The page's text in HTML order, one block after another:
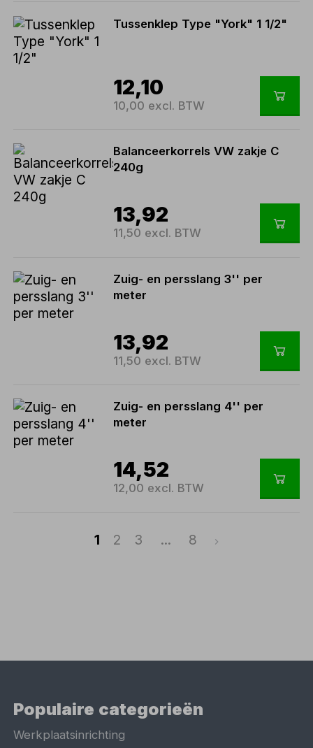
Tussenklep Type "York" 1 1/2"
12,10
10,00 excl. BTW
Balanceerkorrels VW zakje C
240g
13,92
11,50 excl. BTW
Zuig- en persslang 3'' per
meter
13,92
11,50 excl. BTW
Zuig- en persslang 4'' per
meter
14,52
12,00 excl. BTW
1 2 3 ... 8
Populaire categorieën
Werkplaatsinrichting